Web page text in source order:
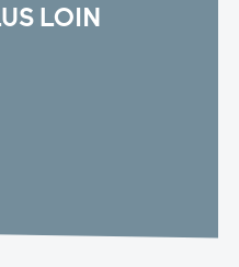
LOIN